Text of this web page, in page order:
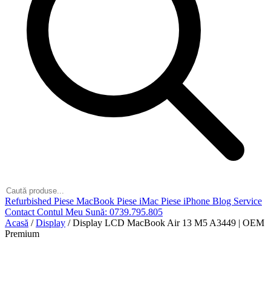
Refurbished Piese MacBook Piese iMac Piese iPhone Blog Service
Contact Contul Meu Sună: 0739.795.805
Acasă / Display / Display LCD MacBook Air 13 M5 A3449 | OEM
Premium